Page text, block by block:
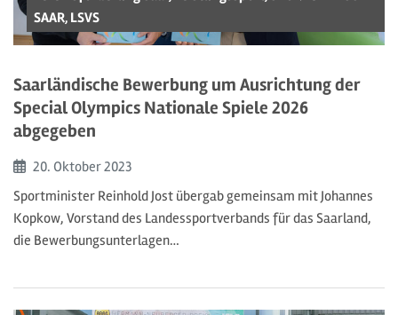
Saarländische Bewerbung um Ausrichtung der
Special Olympics Nationale Spiele 2026
abgegeben
Beginn:
20. Oktober2023
Sportminister Reinhold Jost übergab gemeinsam mit Johannes
Kopkow, Vorstand des Landessportverbands für das Saarland,
die Bewerbungsunterlagen…
SAAR, LSVS